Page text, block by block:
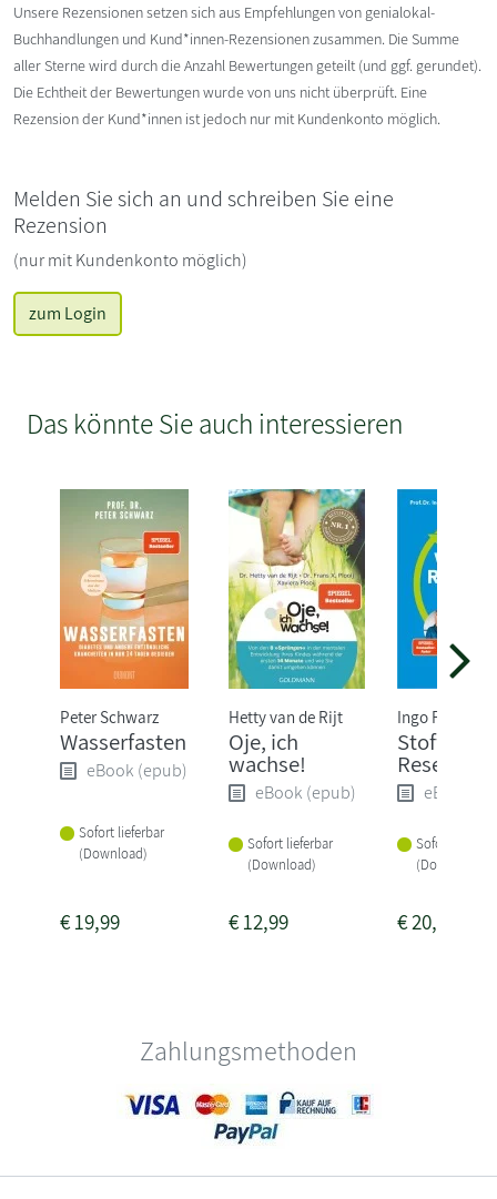
Unsere Rezensionen setzen sich aus Empfehlungen von genialokal-
Buchhandlungen und Kund*innen-Rezensionen zusammen. Die Summe
aller Sterne wird durch die Anzahl Bewertungen geteilt (und ggf. gerundet).
Die Echtheit der Bewertungen wurde von uns nicht überprüft. Eine
Rezension der Kund*innen ist jedoch nur mit Kundenkonto möglich.
Melden Sie sich an und schreiben Sie eine
Rezension
(nur mit Kundenkonto möglich)
zum Login
Das könnte Sie auch interessieren
Peter Schwarz
Wasserfasten
eBook (epub)
Sofort lieferbar
(Download)
€19,99
Hetty van de Rijt
Oje, ich
wachse!
eBook (epub)
Sofort lieferbar
(Download)
€12,99
Ingo Froböse
Reset
eBook
Sofort
(Download)
€20,99
Zahlungsmethoden